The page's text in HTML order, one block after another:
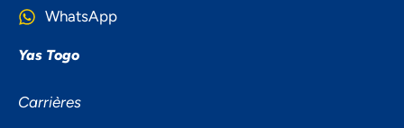
WhatsApp
Yas Togo
Carrières